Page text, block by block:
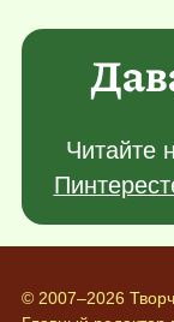
Читайте
© 2007–2026